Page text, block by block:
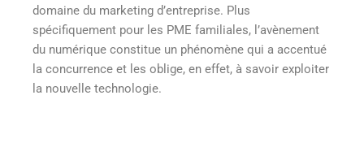
domaine du marketing d’entreprise. Plus
spécifiquement pour les PME familiales, l’avènement
du numérique constitue un phénomène qui a accentué
la concurrence et les oblige, en effet, à savoir exploiter
la nouvelle technologie.